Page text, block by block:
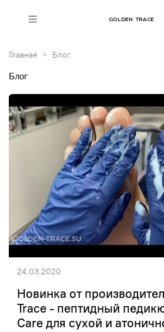
GOLDEN TRACE
Главная Блог
Блог
Новинка от
Trace - пептидный
Care для сухой и
24.03.2020